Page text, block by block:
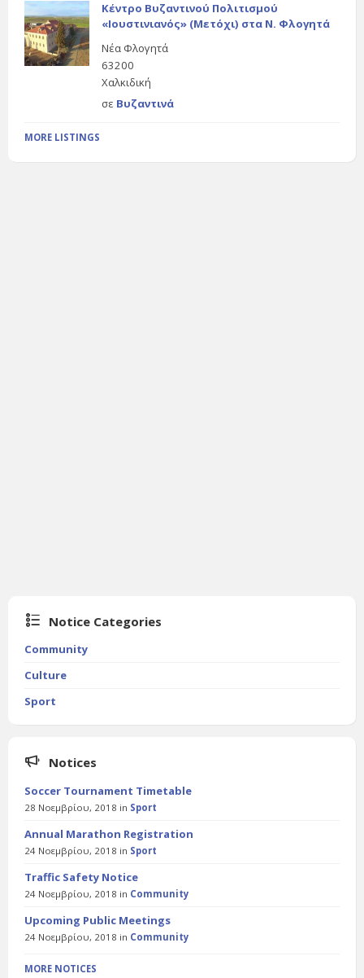
Κέντρο Βυζαντινού Πολιτισμού
«Ιουστινιανός» (Μετόχι) στα Ν. Φλογητά
Νέα Φλογητά
63200
Χαλκιδική
σε Βυζαντινά
MORE LISTINGS
Notice Categories
Community
Culture
Sport
Notices
Soccer Tournament Timetable
28 Νοεμβρίου, 2018 in Sport
Annual Marathon Registration
24 Νοεμβρίου, 2018 in Sport
Traffic Safety Notice
24 Νοεμβρίου, 2018 in Community
Upcoming Public Meetings
24 Νοεμβρίου, 2018 in Community
MORE NOTICES